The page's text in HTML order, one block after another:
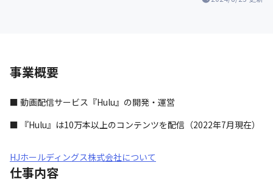
事業概要
■ 動画配信サービス『Hulu』の開発・運営
■ 『Hulu』は10万本以上のコンテンツを配信（2022年7月現在）
HJホールディングス株式会社について
仕事内容